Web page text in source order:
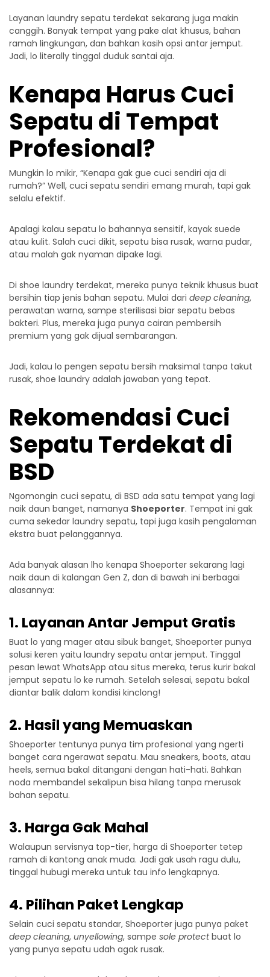
Layanan laundry sepatu terdekat sekarang juga makin
canggih. Banyak tempat yang pake alat khusus, bahan
ramah lingkungan, dan bahkan kasih opsi antar jemput.
Jadi, lo literally tinggal duduk santai aja.
Kenapa Harus Cuci
Sepatu di Tempat
Profesional?
Mungkin lo mikir, “Kenapa gak gue cuci sendiri aja di
rumah?” Well, cuci sepatu sendiri emang murah, tapi gak
selalu efektif.
Apalagi kalau sepatu lo bahannya sensitif, kayak suede
atau kulit. Salah cuci dikit, sepatu bisa rusak, warna pudar,
atau malah gak nyaman dipake lagi.
Di shoe laundry terdekat, mereka punya teknik khusus buat
bersihin tiap jenis bahan sepatu. Mulai dari deep cleaning,
perawatan warna, sampe sterilisasi biar sepatu bebas
bakteri. Plus, mereka juga punya cairan pembersih
premium yang gak dijual sembarangan.
Jadi, kalau lo pengen sepatu bersih maksimal tanpa takut
rusak, shoe laundry adalah jawaban yang tepat.
Rekomendasi Cuci
Sepatu Terdekat di
BSD
Ngomongin cuci sepatu, di BSD ada satu tempat yang lagi
naik daun banget, namanya Shoeporter. Tempat ini gak
cuma sekedar laundry sepatu, tapi juga kasih pengalaman
ekstra buat pelanggannya.
Ada banyak alasan lho kenapa Shoeporter sekarang lagi
naik daun di kalangan Gen Z, dan di bawah ini berbagai
alasannya:
1. Layanan Antar Jemput Gratis
Buat lo yang mager atau sibuk banget, Shoeporter punya
solusi keren yaitu laundry sepatu antar jemput. Tinggal
pesan lewat WhatsApp atau situs mereka, terus kurir bakal
jemput sepatu lo ke rumah. Setelah selesai, sepatu bakal
diantar balik dalam kondisi kinclong!
2. Hasil yang Memuaskan
Shoeporter tentunya punya tim profesional yang ngerti
banget cara ngerawat sepatu. Mau sneakers, boots, atau
heels, semua bakal ditangani dengan hati-hati. Bahkan
noda membandel sekalipun bisa hilang tanpa merusak
bahan sepatu.
3. Harga Gak Mahal
Walaupun servisnya top-tier, harga di Shoeporter tetep
ramah di kantong anak muda. Jadi gak usah ragu dulu,
tinggal hubugi mereka untuk tau info lengkapnya.
4. Pilihan Paket Lengkap
Selain cuci sepatu standar, Shoeporter juga punya paket
deep cleaning, unyellowing, sampe sole protectbuat lo
yang punya sepatu udah agak rusak.